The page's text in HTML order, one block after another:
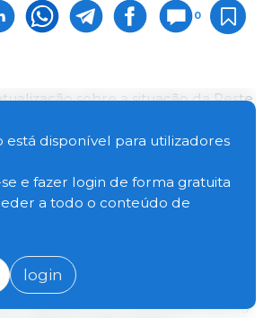
0
sobre a situação da Peste
Oficial do Governo da Catalunha
de um novo foco,
um total de 9 casos em javalis, em
na Zona Restrita II, dentro da
vedações perimetrais. Estes
na natureza.
total de focos reportados até ao
está disponível para utilizadores
e fazer login de forma gratuita
a todo o conteúdo de
login